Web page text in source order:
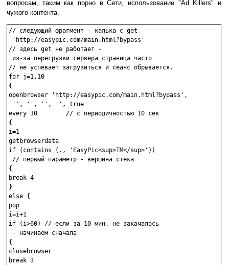
вопросам, таким как порно в Сети, использование "Ad Killers" и
чужого контента.
// следующий фрагмент - калька с get
'http://easypic.com/main.html?bypass'
// здесь get не работает -
из-за перегрузки сервера страница часто
// не успевает загрузиться и сеанс обрывается.
for j=1,10
{
openbrowser 'http://easypic.com/main.html?bypass',
'', '', '', '', true
every 10	// с периодичностью 10 сек
{
i=1
getbrowserdata
if (contains (., 'EasyPic<sup>TM</sup>'))
// первый параметр - вершина стека
{
break 4
}
else {
pop
i=i+1
if (i>60) // если за 10 мин. не закачалось
- начинаем сначала
{
closebrowser
break 3